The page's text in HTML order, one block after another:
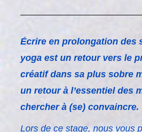
Écrire en prolongation des
yoga est un retour vers le
créatif dans sa plus sobre
un retour à l’essentiel des
chercher à (se) convaincre.
Lors de ce stage, nous vous